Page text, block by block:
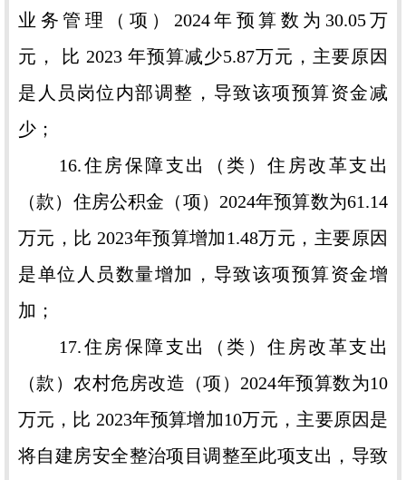
业务管理（项）2024年预算数为30.05万
元， 比 2023 年预算减少5.87万元，主要原因
是人员岗位内部调整，导致该项预算资金减
少；
16.住房保障支出（类）住房改革支出
（款）住房公积金（项）2024年预算数为61.14
万元，比 2023年预算增加1.48万元，主要原因
是单位人员数量增加，导致该项预算资金增
加；
17.住房保障支出（类）住房改革支出
（款）农村危房改造（项）2024年预算数为10
万元，比 2023年预算增加10万元，主要原因是
将自建房安全整治项目调整至此项支出，导致